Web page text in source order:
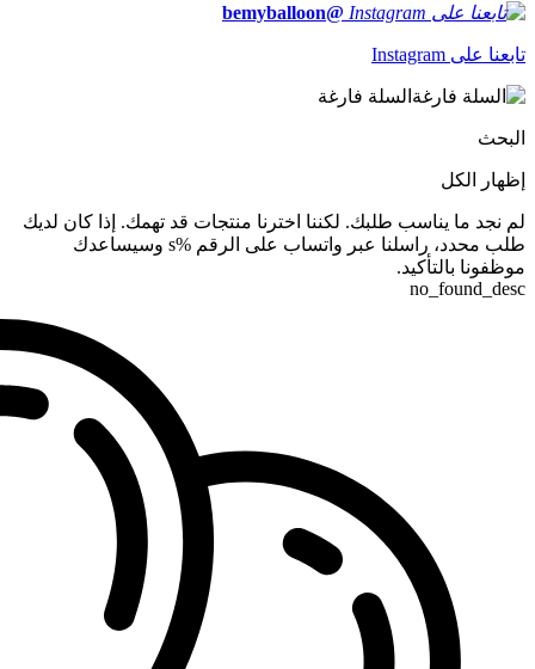
@bemyballoon
تابعنا على Instagram
السلة فارغة
البحث
إظهار الكل
لم نجد ما يناسب طلبك. لكننا اخترنا منتجات قد تهمك. إذا كان لديك
طلب محدد، راسلنا عبر واتساب على الرقم %s وسيساعدك
موظفونا بالتأكيد.
no_found_desc